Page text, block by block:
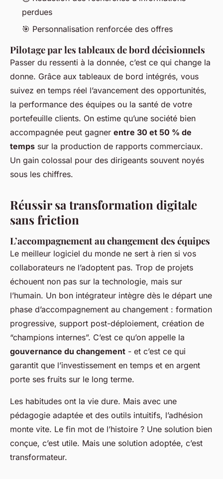
perdues
🎯 Personnalisation renforcée des offres
Pilotage par les tableaux de bord décisionnels
Passer du ressenti à la donnée, c’est ce qui change la
donne. Grâce aux tableaux de bord intégrés, vous
suivez en temps réel l’avancement des opportunités,
la performance des équipes ou la santé de votre
portefeuille clients. On estime qu’une société bien
accompagnée peut gagner entre 30 et 50 % de
temps sur la production de rapports commerciaux.
Un gain colossal pour des dirigeants souvent noyés
sous les chiffres.
Réussir sa transformation digitale
sans friction
L’accompagnement au changement des équipes
Le meilleur logiciel du monde ne sert à rien si vos
collaborateurs ne l’adoptent pas. Trop de projets
échouent non pas sur la technologie, mais sur
l’humain. Un bon intégrateur intègre dès le départ une
phase d’accompagnement au changement : formation
progressive, support post-déploiement, création de
“champions internes”. C’est ce qu’on appelle la
gouvernance du changement - et c’est ce qui
garantit que l’investissement en temps et en argent
porte ses fruits sur le long terme.
Les habitudes ont la vie dure. Mais avec une
pédagogie adaptée et des outils intuitifs, l’adhésion
monte vite. Le fin mot de l’histoire ? Une solution bien
conçue, c’est utile. Mais une solution adoptée, c’est
transformateur.